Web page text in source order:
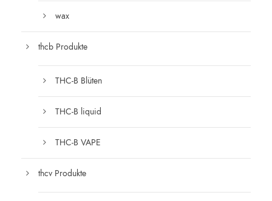
wax
thcb Produkte
THC-B Blüten
THC-B liquid
THC-B VAPE
thcv Produkte